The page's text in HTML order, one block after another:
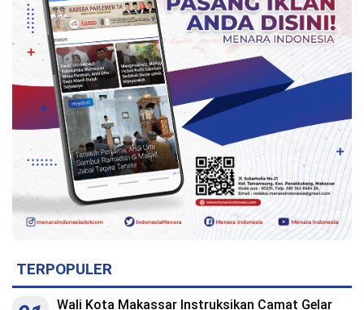
Copyright
2026
Menara
Indonesia
Reserve
TERPOPULER
Wali Kota Makassar Instruksikan Camat Gelar